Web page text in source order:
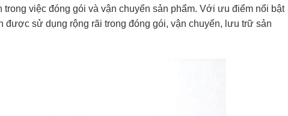
việc đóng gói và vận chuyển sản phẩm. Với ưu điểm nổi bật
được sử dụng rộng rãi trong đóng gói, vận chuyển, lưu trữ sản